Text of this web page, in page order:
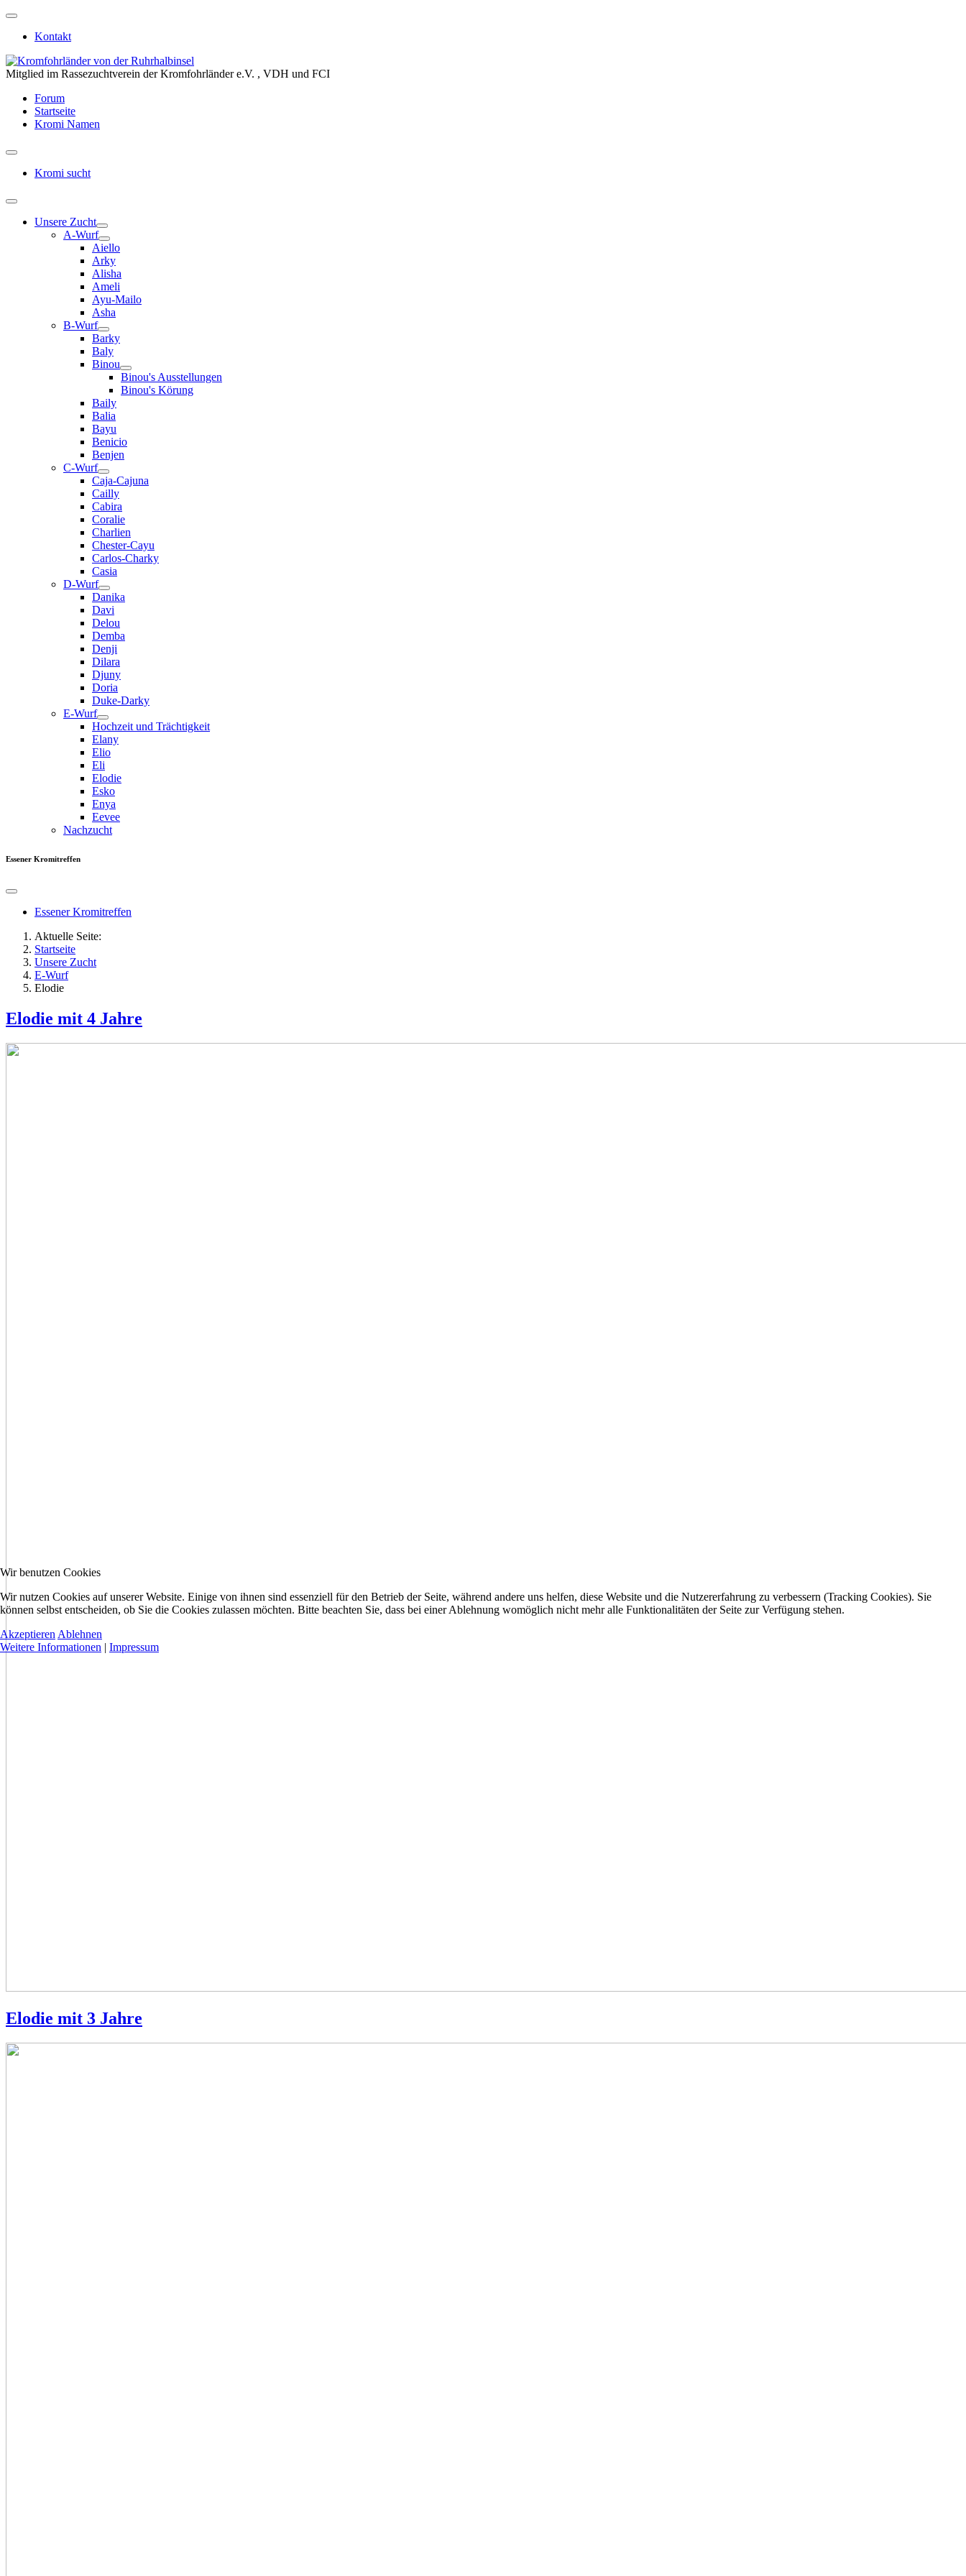
Kontakt
Mitglied im Rassezuchtverein der Kromfohrländer e.V. , VDH und FCI
Forum
Startseite
Kromi Namen
Kromi sucht
Unsere Zucht
A-Wurf
Aiello
Arky
Alisha
Ameli
Ayu-Mailo
Asha
B-Wurf
Barky
Baly
Binou
Binou's Ausstellungen
Binou's Körung
Baily
Balia
Bayu
Benicio
Benjen
C-Wurf
Caja-Cajuna
Cailly
Cabira
Coralie
Charlien
Chester-Cayu
Carlos-Charky
Casia
D-Wurf
Danika
Davi
Delou
Demba
Denji
Dilara
Djuny
Doria
Duke-Darky
E-Wurf
Hochzeit und Trächtigkeit
Elany
Elio
Eli
Elodie
Esko
Enya
Eevee
Nachzucht
Essener Kromitreffen
Essener Kromitreffen
Aktuelle Seite:
Startseite
Unsere Zucht
E-Wurf
Elodie
Elodie mit 4 Jahre
Elodie mit 3 Jahre
Wir benutzen Cookies
Wir nutzen Cookies auf unserer Website. Einige von ihnen sind essenziell für den Betrieb der Seite, während andere uns helfen, diese Website und die Nutzererfahrung zu verbessern (Tracking Cookies). Sie
können selbst entscheiden, ob Sie die Cookies zulassen möchten. Bitte beachten Sie, dass bei einer Ablehnung womöglich nicht mehr alle Funktionalitäten der Seite zur Verfügung stehen.
Akzeptieren Ablehnen
Weitere Informationen | Impressum